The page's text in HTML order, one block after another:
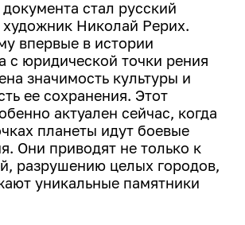
ОК "Российский
ПАО "Корпорация
студентов
целевого обучения в
ИРНИТУ
и творчество
коллективы
документа стал русский
художник Николай Рерих.
впервые в истории
с юридической точки рения
значимость культуры и
ее сохранения. Этот
актуален сейчас, когда
планеты идут боевые
Они приводят не только к
разрушению целых городов,
уникальные памятники